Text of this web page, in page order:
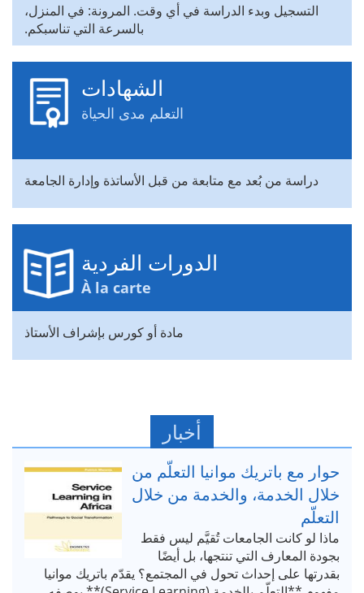
التسجيل وبدء الدراسة في أي وقت. المرونة: في المنزل،
بالسرعة التي تناسبكم.
الشهادات
التعلم مدى الحياة
دراسة من بُعد مع متابعة من قبل الأساتذة وإدارة الجامعة
الدورات الفردية
À la carte
مادة أو كورس بإشراف الأستاذ
أخبار
حوار مع باتريك موانيا التعلّم من
خلال الخدمة، والخدمة من خلال
التعلّم
ماذا لو كانت الجامعات تُقيَّم ليس فقط
بجودة المعارف التي تنتجها، بل أيضًا
بقدرتها على إحداث تحول في المجتمع؟ يقدّم باتريك موانيا